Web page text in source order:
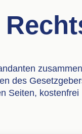
des
Seiten, kostenfrei